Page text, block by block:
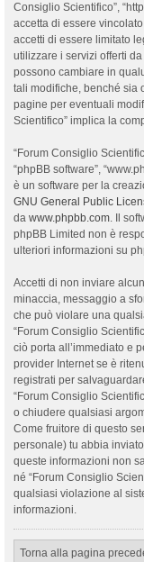
Consiglio Scientifico”,
accetta di essere
accetti di essere limitato
utilizzare i servizi offerti
possono cambiare in
tali modifiche, benché sia
pagine per eventuali
Scientifico” implica la
“Forum Consiglio
“phpBB software”,
è un software per la
GNU General Public
da www.phpbb.com. Il
phpBB Limited non è
ulteriori informazioni su
Accetti di non inviare
minaccia, messaggio a
che può violare una
“Forum Consiglio
ciò porta all’immediato e
provider Internet se è
registrati per
“Forum Consiglio
o chiudere qualsiasi
Come fruitore di questo
personale) tu abbia
queste informazioni non
né “Forum Consiglio
qualsiasi violazione al
informazioni.
Torna alla pagina